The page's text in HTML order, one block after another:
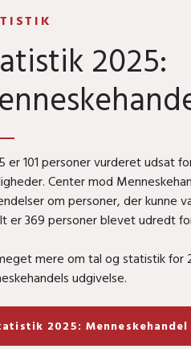
2025:
er 101 personer vurderet udsat
Center mod
om personer, der kunne
er 369 personer blevet udredt
mere om tal og statistik for
udgivelse.
2025: Menneskehandel